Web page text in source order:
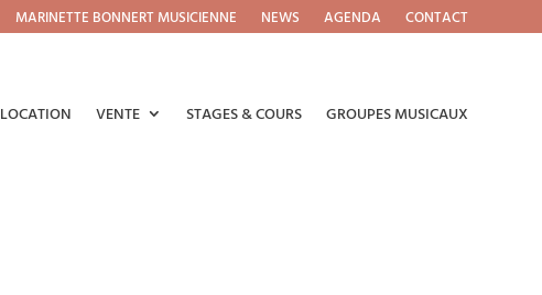
MARINETTE BONNERT MUSICIENNE NEWS AGENDA CONTACT
LOCATION VENTE STAGES & COURS GROUPES MUSICAUX